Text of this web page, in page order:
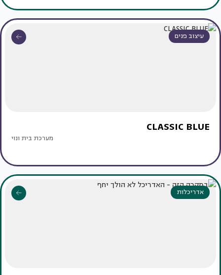
עיצוב פנים
CLASSIC BLUE
מערכת בית ונוי
אדריכלות